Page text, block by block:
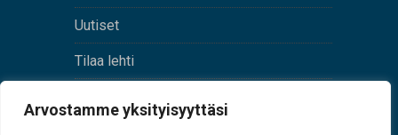
Arvostamme yksityisyyttäsi
Uutiset
Tilaa lehti